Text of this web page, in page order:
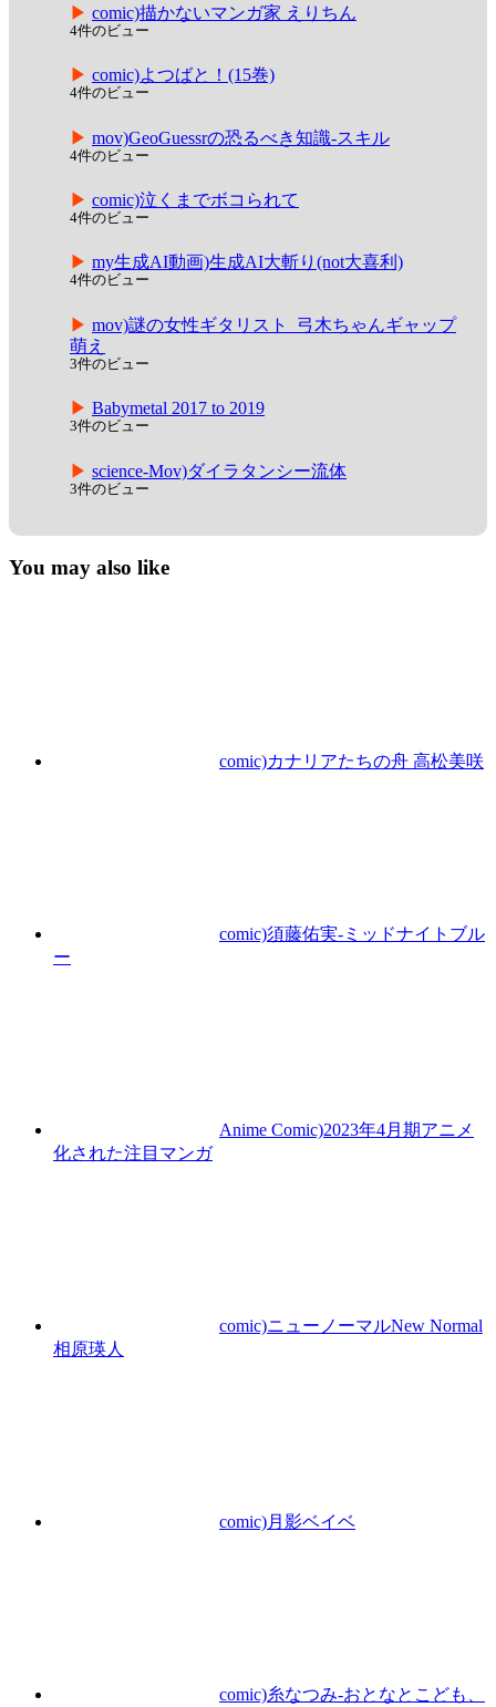
comic)描かないマンガ家 えりちん
4件のビュー
comic)よつばと！(15巻)
4件のビュー
mov)GeoGuessrの恐るべき知識-スキル
4件のビュー
comic)泣くまでボコられて
4件のビュー
my生成AI動画)生成AI大斬り(not大喜利)
4件のビュー
mov)謎の女性ギタリスト_弓木ちゃんギャップ
萌え
3件のビュー
Babymetal 2017 to 2019
3件のビュー
science-Mov)ダイラタンシー流体
3件のビュー
You may also like
comic)カナリアたちの舟 高松美咲
comic)須藤佑実-ミッドナイトブル
ー
Anime Comic)2023年4月期アニメ
化された注目マンガ
comic)ニューノーマルNew Normal
相原瑛人
comic)月影ベイベ
comic)糸なつみ-おとなとこども、